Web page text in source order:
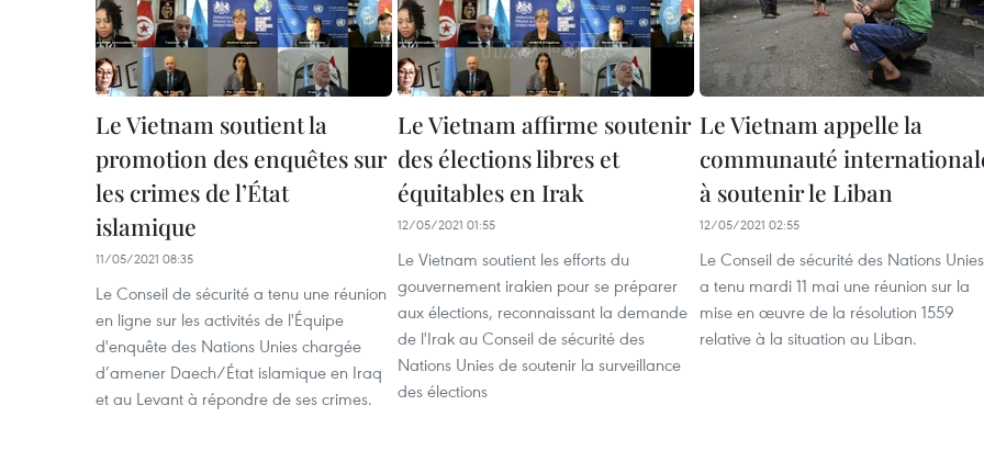
Le Vietnam soutient la
promotion des enquêtes sur
les crimes de l’État
islamique
11/05/2021 08:35
Le Conseil de sécurité a tenu une réunion
en ligne sur les activités de l'Équipe
d'enquête des Nations Unies chargée
d’amener Daech/État islamique en Iraq
et au Levant à répondre de ses crimes.
Le Vietnam affirme soutenir
des élections libres et
équitables en Irak
12/05/2021 01:55
Le Vietnam soutient les efforts du
gouvernement irakien pour se préparer
aux élections, reconnaissant la demande
de l'Irak au Conseil de sécurité des
Nations Unies de soutenir la surveillance
des élections
Le Vietnam appelle la
communauté
à soutenir le Liban
12/05/2021 02:55
Le Conseil de sécurité des Nations Unies
a tenu mardi 11 mai une réunion sur la
mise en œuvre de la résolution 1559
relative à la situation au Liban.